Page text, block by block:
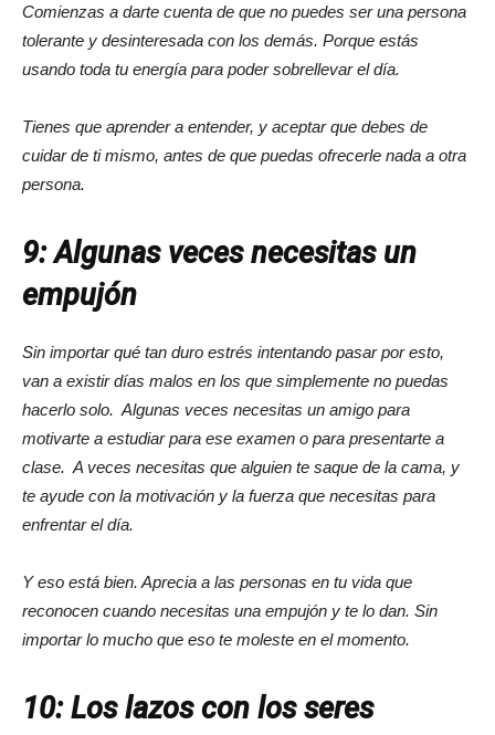
Comienzas a darte cuenta de que no puedes ser una persona
tolerante y desinteresada con los demás. Porque estás
usando toda tu energía para poder sobrellevar el día.
Tienes que aprender a entender, y aceptar que debes de
cuidar de ti mismo, antes de que puedas ofrecerle nada a otra
persona.
9: Algunas veces necesitas un
empujón
Sin importar qué tan duro estrés intentando pasar por esto,
van a existir días malos en los que simplemente no puedas
hacerlo solo. Algunas veces necesitas un amigo para
motivarte a estudiar para ese examen o para presentarte a
clase. A veces necesitas que alguien te saque de la cama, y
te ayude con la motivación y la fuerza que necesitas para
enfrentar el día.
Y eso está bien. Aprecia a las personas en tu vida que
reconocen cuando necesitas una empujón y te lo dan. Sin
importar lo mucho que eso te moleste en el momento.
10: Los lazos con los seres